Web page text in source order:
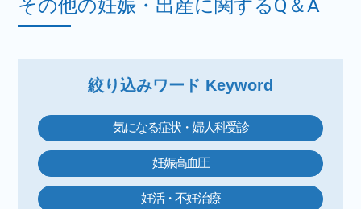
その他の妊娠・出産に関するQ＆A
絞り込みワード Keyword
気になる症状・婦人科受診
妊娠高血圧
妊活・不妊治療